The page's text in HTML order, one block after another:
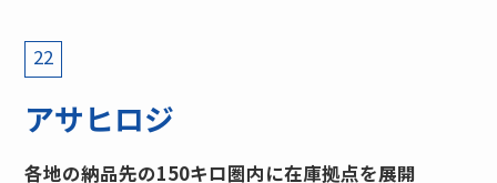
22
アサヒロジ
各地の納品先の150キロ圏内に在庫拠点を展開